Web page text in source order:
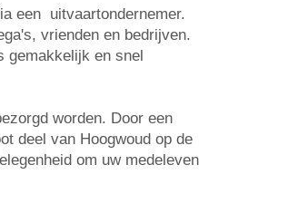
een uitvaartondernemer.
vrienden en bedrijven.
gemakkelijk en snel
worden. Door een
deel van Hoogwoud op de
om uw medeleven